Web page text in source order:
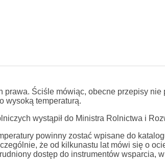
prawa. Ściśle mówiąc, obecne przepisy nie
wysoką temperaturą.
wystąpił do Ministra Rolnictwa i
powinny zostać wpisane do
że od kilkunastu lat mówi się o
dostęp do instrumentów wsparcia,